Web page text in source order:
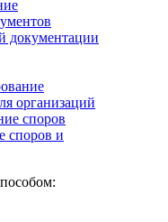
документации
организаций
споров
споров и